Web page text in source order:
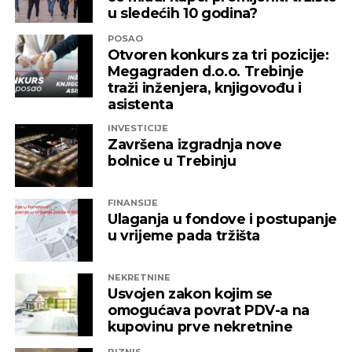
u sledećih 10 godina?
POSAO
Otvoren konkurs za tri pozicije:
Megagraden d.o.o. Trebinje
traži inženjera, knjigovođu i
asistenta
INVESTICIJE
Završena izgradnja nove
bolnice u Trebinju
FINANSIJE
Ulaganja u fondove i postupanje
u vrijeme pada tržišta
NEKRETNINE
Usvojen zakon kojim se
omogućava povrat PDV-a na
kupovinu prve nekretnine